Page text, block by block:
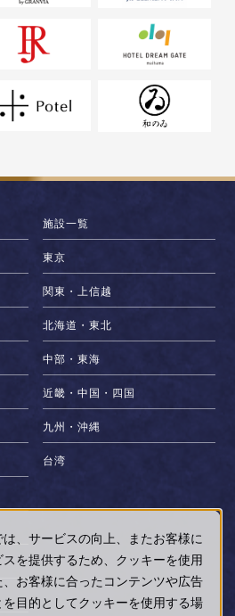
施設一覧
東京
関東・上信越
北海道・東北
中部・東海
近畿・中国・四国
九州・沖縄
台湾
、サービスの向上、またお客様に
を提供するため、クッキーを使用
、お客様に合ったコンテンツや広告
目的としてクッキーを使用する場